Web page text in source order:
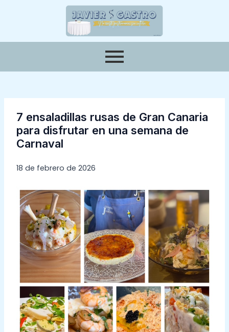
7 ensaladillas rusas de Gran Canaria
para disfrutar en una semana de
Carnaval
18 de febrero de 2026